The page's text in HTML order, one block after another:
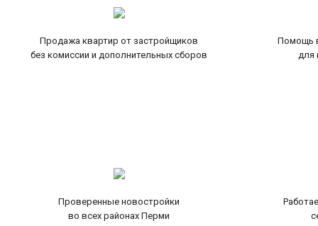
Продажа квартир от застройщиков
без комиссии и дополнительных сборов
Помощь
для
Проверенные новостройки
во всех районах Перми